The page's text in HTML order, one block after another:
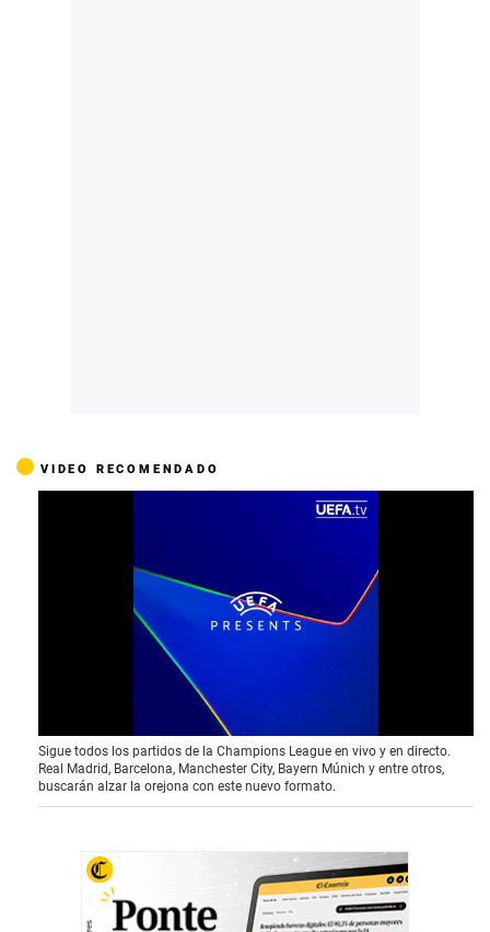
VIDEO RECOMENDADO
0
o
f
3
9
Sigue todos los partidos de la Champions League en vivo y en directo.
Real Madrid, Barcelona, Manchester City, Bayern Múnich y entre otros,
buscarán alzar la orejona con este nuevo formato.